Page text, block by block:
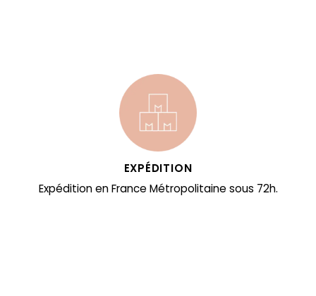
EXPÉDITION
Expédition en France Métropolitaine sous 72h.